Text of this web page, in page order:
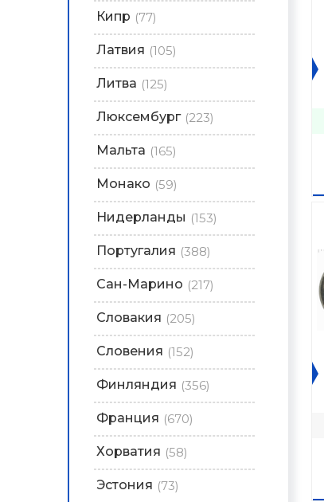
Кипр (77)
Латвия (105)
Литва (125)
Люксембург (223)
Мальта (165)
Монако (59)
Нидерланды (153)
Португалия (388)
Сан-Марино (217)
Словакия (205)
Словения (152)
Финляндия (356)
Франция (670)
Хорватия (58)
Эстония (73)